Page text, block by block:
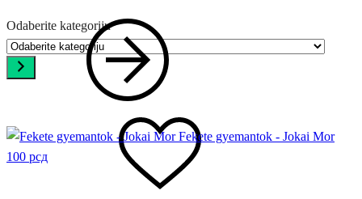
Odaberite kategoriju
Fekete gyemantok - Jokai Mor
100 рсд